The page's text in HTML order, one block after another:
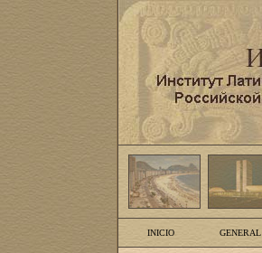
INICIO GENERAL